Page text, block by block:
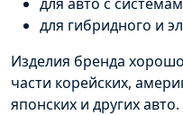
для гибридного и
Изделия бренда
части корейских,
японских и других авто.